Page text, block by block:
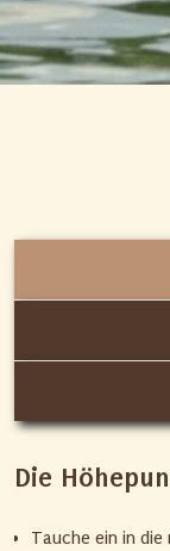
Die
Tauche ein in die